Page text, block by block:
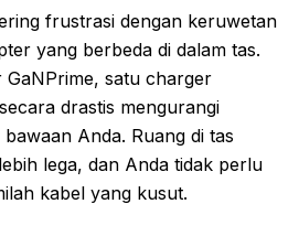
frustrasi dengan keruwetan
yang berbeda di dalam tas.
GaNPrime, satu charger
drastis mengurangi
Anda. Ruang di tas
lega, dan Anda tidak perlu
kabel yang kusut.